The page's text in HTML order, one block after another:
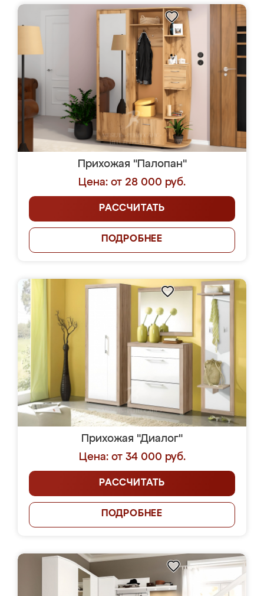
Прихожая "Палопан"
Цена: от 28 000 руб.
РАССЧИТАТЬ
ПОДРОБНЕЕ
Прихожая "Диалог"
Цена: от 34 000 руб.
РАССЧИТАТЬ
ПОДРОБНЕЕ